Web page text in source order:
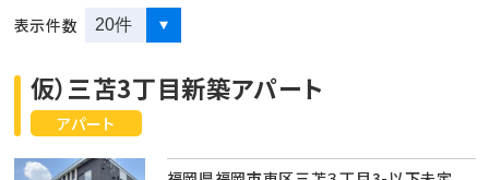
表示件数
アパート
仮）三苫3丁目新築アパート